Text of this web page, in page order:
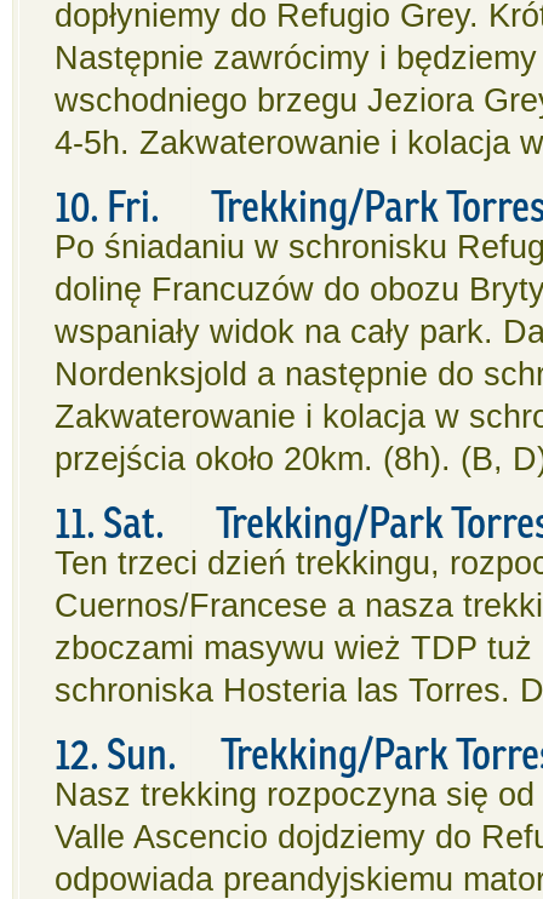
dopłyniemy do Refugio Grey.
Następnie zawrócimy i
wschodniego brzegu Jeziora
4-5h. Zakwaterowanie i kolacja
10. Fri. Trekking/Park
Po śniadaniu w schronisku
dolinę Francuzów do obozu
wspaniały widok na cały park.
Nordenksjold a następnie do
Zakwaterowanie i kolacja w
przejścia około 20km. (8h). (B,
11. Sat. Trekking/Park
Ten trzeci dzień trekkingu,
Cuernos/Francese a nasza
zboczami masywu wież TDP
schroniska Hosteria las Torres.
12. Sun. Trekking/Park
Nasz trekking rozpoczyna się
Valle Ascencio dojdziemy do
odpowiada preandyjskiemu